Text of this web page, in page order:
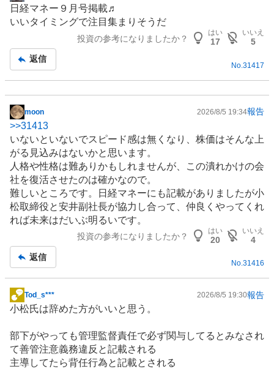
示
板
日経マネー９月号掲載♬
いいタイミングで注目集まりそうだ
投資の参考になりましたか？
はい
17
いいえ
5
返信
No. 31417
掲
示
板
記
事
moon 2026/8/5 19:34報告
>>31413
いないといないでスピード感は無くなり、株価はそんな上
がる見込みはないかと思います。
人格や性格は難ありかもしれませんが、この潰れかけの会
社を復活させたのは確かなので。
難しいところです。日経マネーにも記載がありましたが小
松取締役と安井副社長が協力し合って、仲良くやってくれ
れば未来はだいぶ明るいです。
投資の参考になりましたか？
はい
20
いいえ
4
返信
No.31416
掲
示
記
事
Tod_s*** 2026/8/5 19:30報告
小松氏は辞めた方がいいと思う。
部下がやっても管理監督責任で必ず関与してるとみなされ
て善管注意義務違反と記載される
主導してたら背任行為と記載とされる